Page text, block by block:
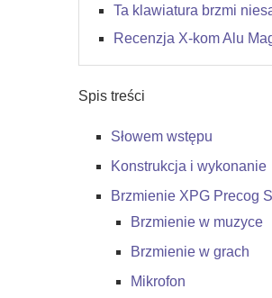
Ta klawiatura brzmi
Recenzja X-kom Alu
Spis treści
Słowem wstępu
Konstrukcja i wykonanie
Brzmienie XPG Precog
Brzmienie w muzyce
Brzmienie w grach
Mikrofon